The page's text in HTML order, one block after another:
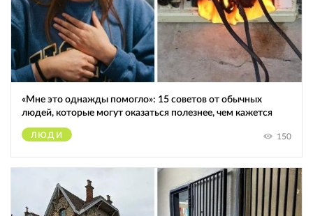
«Мне это однажды помогло»: 15 советов от обычных
людей, которые могут оказаться полезнее, чем кажется
ЛЮДИ 150